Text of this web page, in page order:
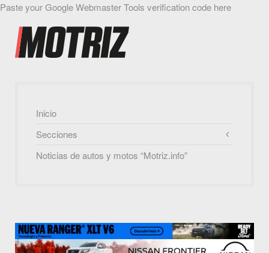
Paste your Google Webmaster Tools verification code here
Inicio
Secciones
Noticias de autos y motos “Motriz.info”